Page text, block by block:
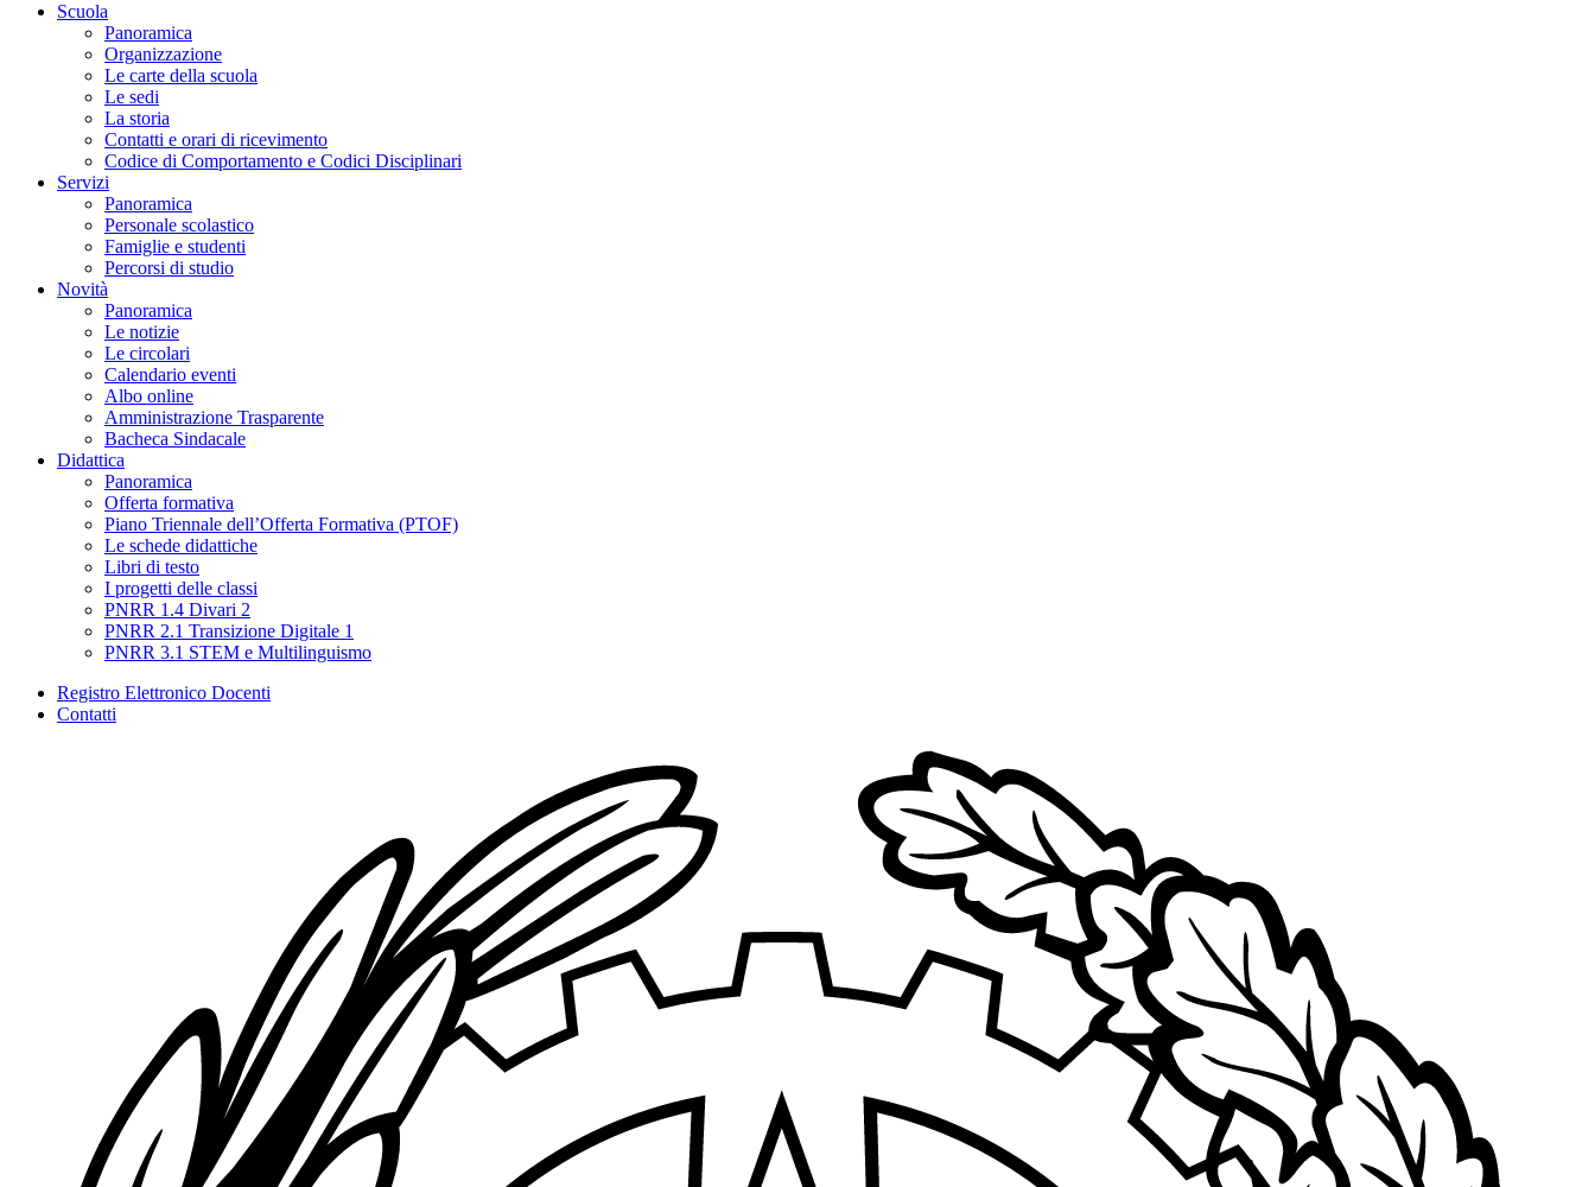
Scuola
Panoramica
Organizzazione
Le carte della scuola
Le sedi
La storia
Contatti e orari di ricevimento
Codice di Comportamento e Codici Disciplinari
Servizi
Panoramica
Personale scolastico
Famiglie e studenti
Percorsi di studio
Novità
Panoramica
Le notizie
Le circolari
Calendario eventi
Albo online
Amministrazione Trasparente
Bacheca Sindacale
Didattica
Panoramica
Offerta formativa
Piano Triennale dell’Offerta Formativa (PTOF)
Le schede didattiche
Libri di testo
I progetti delle classi
PNRR 1.4 Divari 2
PNRR 2.1 Transizione Digitale 1
PNRR 3.1 STEM e Multilinguismo
Registro Elettronico Docenti
Contatti